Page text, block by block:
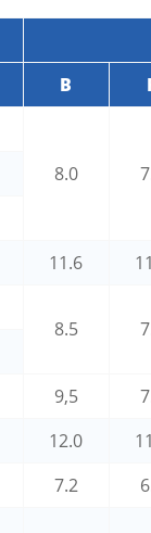
B
8.0
11.6
8.5
9,5
12.0
7.2